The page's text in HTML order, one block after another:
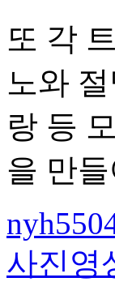
또 각
노와
랑 등
을 만
사진영